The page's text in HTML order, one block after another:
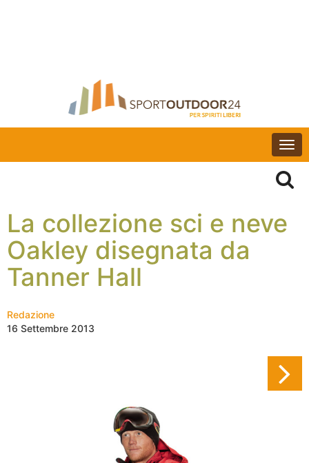
La collezione sci e neve
Oakley disegnata da
Tanner Hall
Redazione
16 Settembre 2013